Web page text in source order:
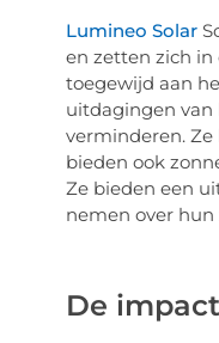
Lumineo Solar
en zetten zich in
toegewijd aan
uitdagingen van
verminderen. Ze
bieden ook
Ze bieden een
nemen over hun
De